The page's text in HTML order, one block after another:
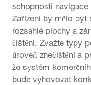
schopnosti navigace
Zařízení by mělo být
rozsáhlé plochy a
čištění. Zvažte typy
úroveň znečištění a
že systém
bude vyhovovat